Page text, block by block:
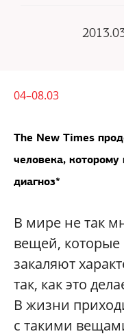
04–08.03
The New Times
человека,
диагноз*
В мире не так
вещей, которые
закаляют
так, как это
В жизни
с такими